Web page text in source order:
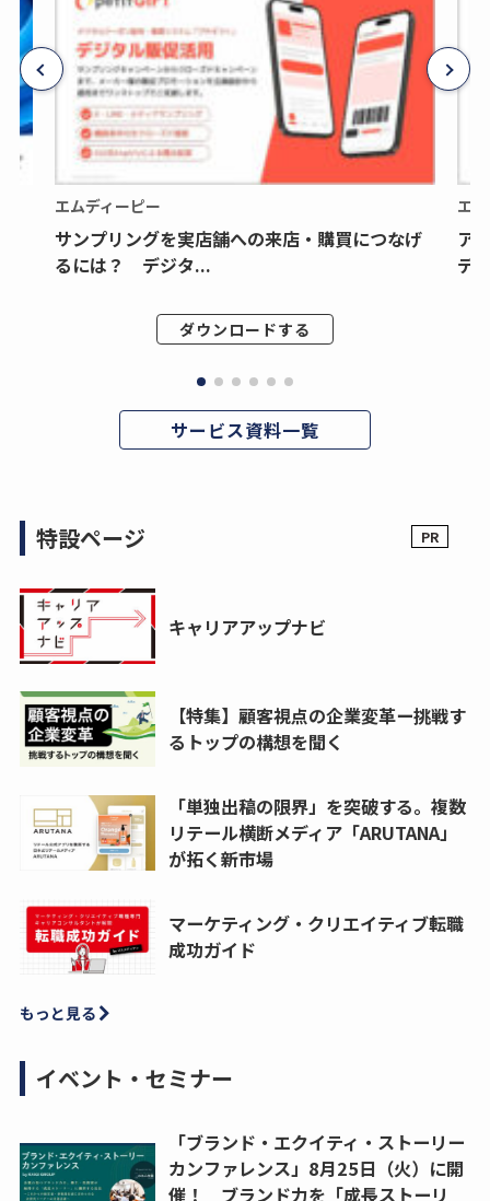
エムディーピー
サンプリングを実店舗への来店・購買につなげ
るには？ デジタ...
ダウンロードする
エ
ア
デ
サービス資料一覧
特設ページ
キャリアアップナビ
【特集】顧客視点の企業変革ー挑戦す
るトップの構想を聞く
「単独出稿の限界」を突破する。複数
リテール横断メディア「ARUTANA」
が拓く新市場
マーケティング・クリエイティブ転職
成功ガイド
もっと見る
イベント・セミナー
「ブランド・エクイティ・ストーリー
カンファレンス」8月25日（火）に開
催！ ブランド力を「成長ストーリ